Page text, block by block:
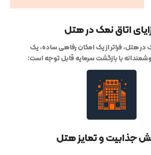
اتاق نمک در هتل
هتل، فراتر از یک امکان رفاهی ساده، یک
با بازگشت سرمایه قابل توجه است:
جذابیت و تمایز هتل